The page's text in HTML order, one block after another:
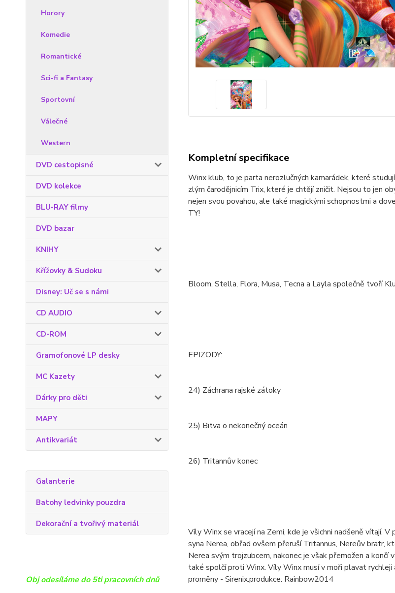
Horory
Komedie
Romantické
Sci-fi a Fantasy
Sportovní
Válečné
Western
DVD cestopisné
DVD kolekce
BLU-RAY filmy
DVD bazar
KNIHY
Křížovky & Sudoku
Disney: Uč se s námi
CD AUDIO
CD-ROM
Gramofonové LP desky
MC Kazety
Dárky pro děti
MAPY
Antikvariát
Galanterie
Batohy ledvinky pouzdra
Dekorační a tvořivý materiál
Obj odesíláme do 5ti pracovních dnů
Kompletní specifikace
Winx klub, to je parta nerozlučných kamarádek, které
zlým čarodějnicím Trix, které je chtějí zničit. Nejsou to jen
nejen svou povahou, ale také magickými schopnostmi a
TY!
Bloom, Stella, Flora, Musa, Tecna a Layla společně tvoří
EPIZODY:
24) Záchrana rajské zátoky
25) Bitva o nekonečný oceán
26) Tritannův konec
Víly Winx se vracejí na Zemi, kde je všichni nadšeně vítají.
syna Nerea, obřad ovšem přeruší Tritannus, Nereův bratr,
Nerea svým trojzubcem, nakonec je však přemožen a
také spolčí proti Winx. Víly Winx musí v moři plavat
proměny - Sirenix.produkce: Rainbow2014